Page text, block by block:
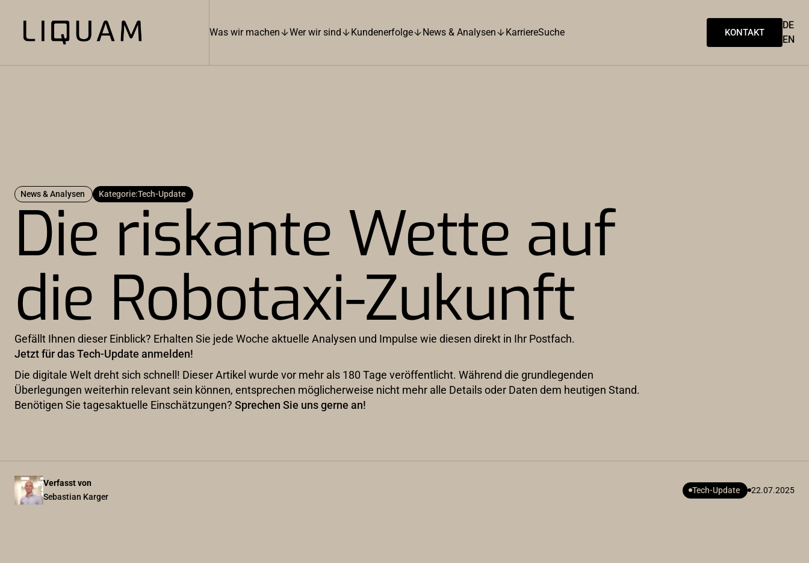
Was wir machen Wer wir sind Kundenerfolge News & Analysen KarriereSuche KONTAKT
DE
EN
News & Analysen Kategorie:Tech-Update
Die riskante Wette auf
die Robotaxi-Zukunft
Gefällt Ihnen dieser Einblick? Erhalten Sie jede Woche aktuelle Analysen und Impulse wie diesen direkt in Ihr Postfach.
Jetzt für das Tech-Update anmelden!
Die digitale Welt dreht sich schnell! Dieser Artikel wurde vor mehr als 180 Tage veröffentlicht. Während die grundlegenden
Überlegungen weiterhin relevant sein können, entsprechen möglicherweise nicht mehr alle Details oder Daten dem heutigen Stand.
Benötigen Sie tagesaktuelle Einschätzungen? Sprechen Sie uns gerne an!
Verfasst von
Sebastian Karger
Tech-Update 22.07.2025